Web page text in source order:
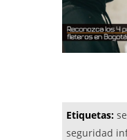
Etiquetas:
seguridad